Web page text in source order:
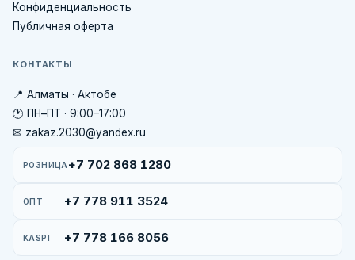
Конфиденциальность
Публичная оферта
КОНТАКТЫ
📍 Алматы · Актобе
🕐 ПН–ПТ · 9:00–17:00
✉ zakaz.2030@yandex.ru
РОЗНИЦА +7 702 868 1280
ОПТ +7 778 911 3524
KASPI +7 778 166 8056